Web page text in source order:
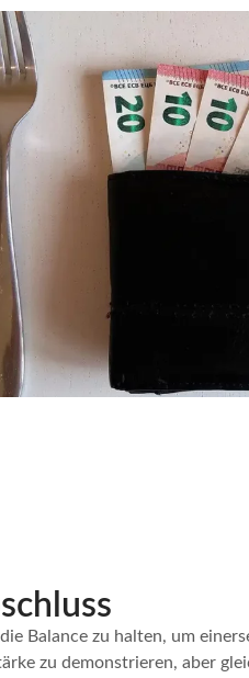
Balance zu halten, um
zu demonstrieren, aber